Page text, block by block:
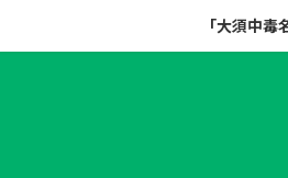
「大須中